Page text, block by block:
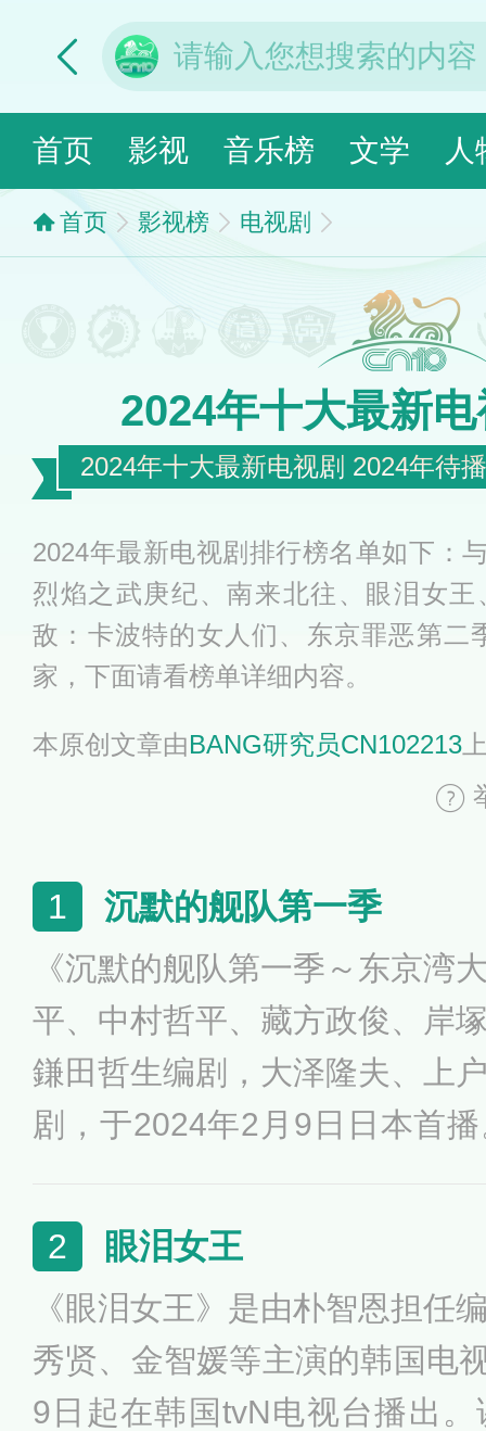
首页 影视 音乐榜 文学 人
首页 影视榜 电视剧
2024年十大最新
2024年十大最新电视剧 2024年待
2024年最新电视剧排行榜名单如下：
烈焰之武庚纪、南来北往、眼泪女
敌：卡波特的女人们、东京罪恶第二
家，下面请看榜单详细内容。
本原创文章由BANG研究员CN102213
1 沉默的舰队第一季
《沉默的舰队第一季～东京湾
平、中村哲平、藏方政俊、岸
鎌田哲生编剧，大泽隆夫、上
剧，于2024年2月9日日本首
自卫队不能拥有核武的限制，
新型核潜艇，然后由被死亡的
进行操作归宿美国属下的部队
离了，他宣布独立成国家。
2 眼泪女王
《眼泪女王》是由朴智恩担任
秀贤、金智媛等主演的韩国电
9日起在韩国tvN电视台播出